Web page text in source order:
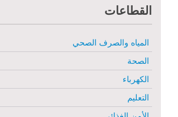
مشروع إعادة تأهيل المأوى والبنية التحتية المستدامة
مبادرة متعددة القطاعات لإعادة التأهيل في مدينة
جسر الشغور
تقديم خدمات الرعاية الصحية الأولية في محافظة دير
الزور - المرحلة الخامسة
القطاعات
المياه والصرف الصحي
الصحة
الكهرباء
التعليم